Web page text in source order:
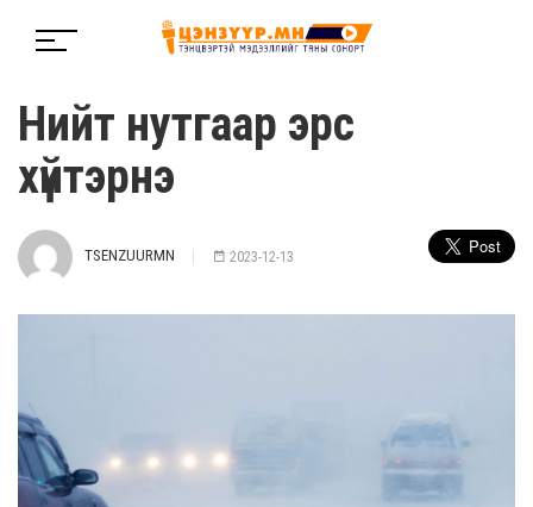
Нийт нутгаар эрс
хүйтэрнэ
TSENZUURMN 2023-12-13